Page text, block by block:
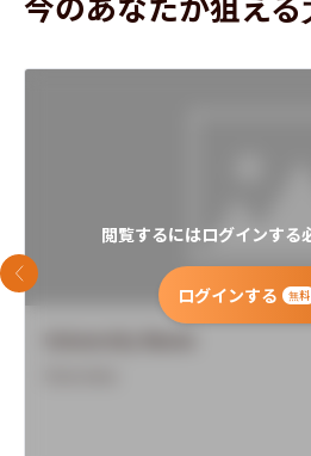
閲覧するにはログインする
ログインする 無料
前のスライド